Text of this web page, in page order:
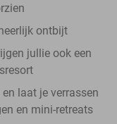
ontbijt
jullie ook een
laat je verrassen
en mini-retreats